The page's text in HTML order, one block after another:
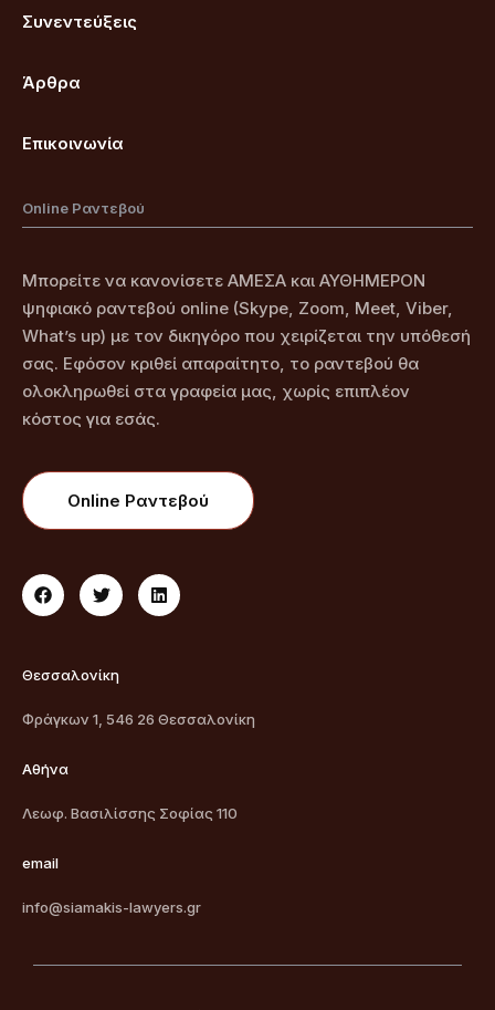
Συνεντεύξεις
Άρθρα
Επικοινωνία
Online Ραντεβού
Μπορείτε να κανονίσετε ΑΜΕΣΑ και ΑΥΘΗΜΕΡΟΝ
ψηφιακό ραντεβού online (Skype, Zoom, Meet, Viber,
What’s up) με τον δικηγόρο που χειρίζεται την υπόθεσή
σας. Εφόσον κριθεί απαραίτητο, το ραντεβού θα
ολοκληρωθεί στα γραφεία μας, χωρίς επιπλέον
κόστος για εσάς.
Online Ραντεβού
Θεσσαλονίκη
Φράγκων 1, 546 26 Θεσσαλονίκη
Αθήνα
Λεωφ. Βασιλίσσης Σοφίας 110
email
info@siamakis-lawyers.gr